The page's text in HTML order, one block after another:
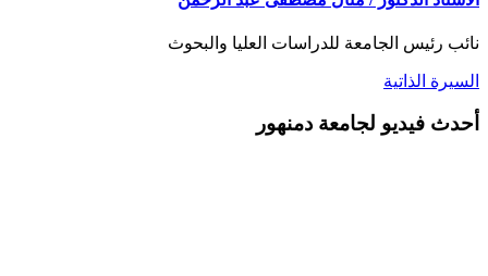
نائب رئيس الجامعة للدراسات العليا والبحوث
السيرة الذاتية
أحدث فيديو لجامعة دمنهور